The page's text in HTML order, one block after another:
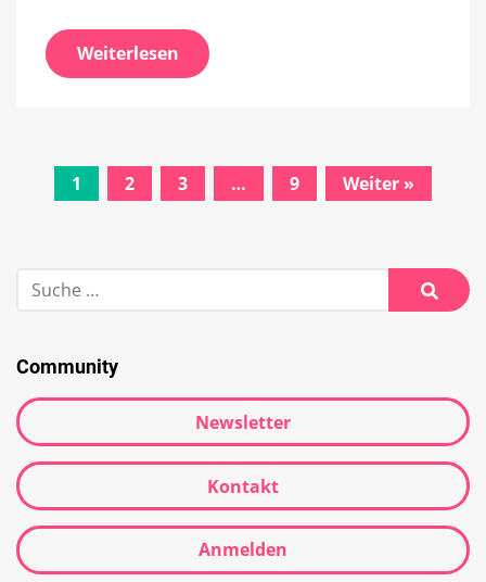
Weiterlesen
Beitrags-
Navigation
1 2 3 … 9 Weiter »
nach:
Suche
Community
Newsletter
Kontakt
Anmelden